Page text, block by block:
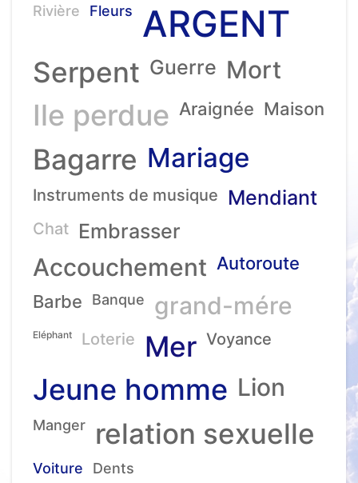
Rivière Fleurs ARGENT
Serpent Guerre Mort
Ile perdue Araignée Maison
Bagarre Mariage
Instruments de musique Mendiant
Chat Embrasser
Accouchement Autoroute
Barbe
Banque grand-mére
Eléphant Loterie Mer Voyance
Jeune homme Lion
Manger relation sexuelle
Voiture Dents